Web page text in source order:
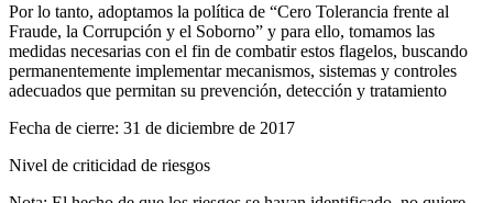
Por lo tanto, adoptamos la política de “Cero Tolerancia frente al
Fraude, la Corrupción y el Soborno” y para ello, tomamos las
medidas necesarias con el fin de combatir estos flagelos, buscando
permanentemente implementar mecanismos, sistemas y controles
adecuados que permitan su prevención, detección y tratamiento
Fecha de cierre: 31 de diciembre de 2017
Nivel de criticidad de riesgos